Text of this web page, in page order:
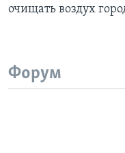
очищать воздух
Форум